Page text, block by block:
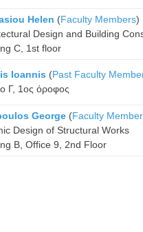
Helen (Faculty Members)
Design and Building
C, 1st floor
Ioannis (Past Faculty
Γ, 1ος όροφος
George (Faculty
Design of Structural Works
B, Office 9, 2nd Floor